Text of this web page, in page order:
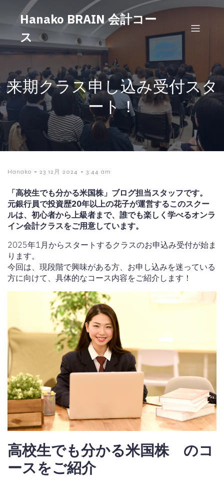
Hanako BRAIN 会計コー
ス
来期クラス申し込み受付スタ
ート！
Hanako - 23 12月 2024 - 3:44 am
「高校生でも分かる米国株」ブログ担当スタッフです。
元銀行員で投資歴20年以上の花子が運営するこのスクー
ルは、初心者から上級者まで、誰でも楽しく学べるオンラ
イン会計クラスをご用意しています。
2025年1月からスタートするクラスのお申込み受付が始ま
ります。
今回は、現段階で興味がある方、お申し込みを迷っている
方に向けて、具体的なコース内容をご紹介します！
高校生でも分かる米国株 のコ
ースをご紹介